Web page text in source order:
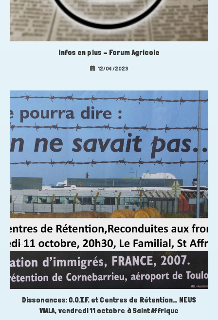
Infos en plus – Forum Agricole
12/04/2023
Dissonances: O.Q.T.F. et Centres de Rétention… NEUS
VIALA, vendredi 11 octobre à Saint Affrique